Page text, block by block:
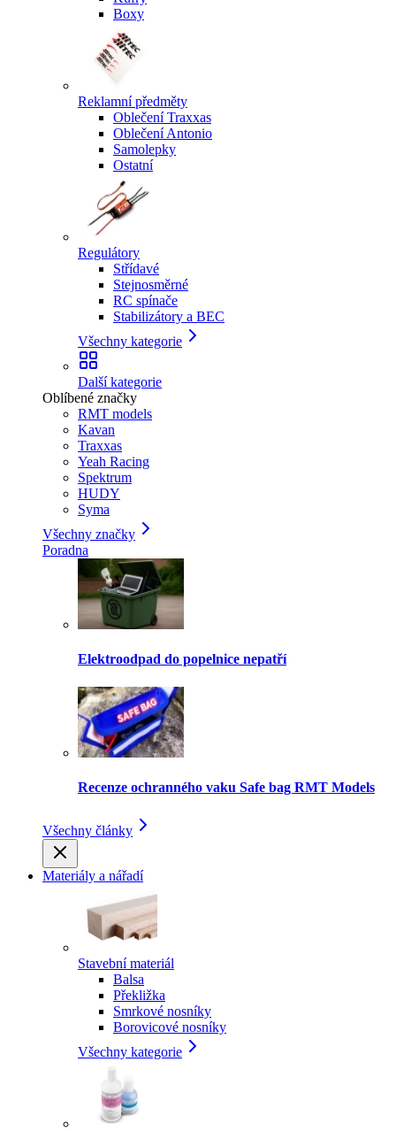
Boxy
Reklamní předměty
Oblečení Traxxas
Oblečení Antonio
Samolepky
Ostatní
Regulátory
Střídavé
Stejnosměrné
RC spínače
Stabilizátory a BEC
Všechny kategorie
Další kategorie
Oblíbené značky
RMT models
Kavan
Traxxas
Yeah Racing
Spektrum
HUDY
Syma
Všechny značky
Poradna
Elektroodpad do popelnice nepatří
Recenze ochranného vaku Safe bag RMT Models
Všechny články
Materiály a nářadí
Stavební materiál
Balsa
Překližka
Smrkové nosníky
Borovicové nosníky
Všechny kategorie